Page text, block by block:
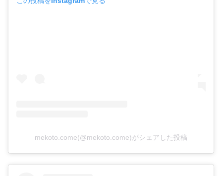
mekoto.come(@mekoto.come)がシェアした投稿